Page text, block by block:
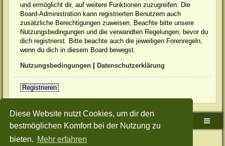
Diese Website nutzt Cookies, um dir den
bestmöglichen Komfort bei der Nutzung zu
bieten. Mehr erfahren
und ermöglicht dir, auf weitere Funktionen zuzugreifen. Die
Board-Administration kann registrierten Benutzern auch
zusätzliche Berechtigungen zuweisen. Beachte bitte unsere
Nutzungsbedingungen und die verwandten Regelungen, bevor du
dich registrierst. Bitte beachte auch die jeweiligen Forenregeln,
wenn du dich in diesem Board bewegst.
Nutzungsbedingungen Datenschutzerklärung
Registrieren
Sudden-Strike-Maps.de Hauptseite Foren-Übersicht
Powered byphpBB® Forum Software © phpBB Limited